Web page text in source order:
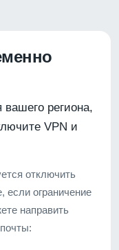
региона,
VPN и
отключить
если ограничение
направить